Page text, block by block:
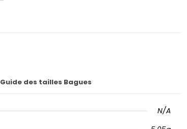
Guide des tailles Bagues
N/A